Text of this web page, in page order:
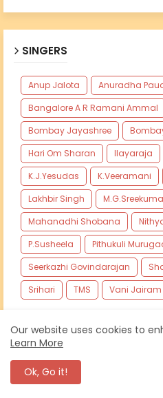
SINGERS
Anup Jalota
Anuradha
Bangalore A R Ramani Ammal
Bombay Jayashree
Hari Om Sharan
Ilayaraja
K.J.Yesudas
K.Veeramani
Lakhbir Singh
Mahanadhi Shobana
P.Susheela
Pithukuli
Seerkazhi Govindarajan
Srihari
TMS Vani Jairam
COMMENTS
Anonymous
Our website uses cookies to
Learn More
Ok, Go it!